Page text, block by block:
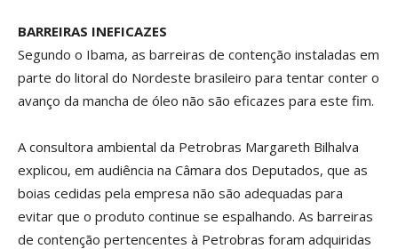
BARREIRAS INEFICAZES
Segundo o Ibama, as barreiras de contenção instaladas em
parte do litoral do Nordeste brasileiro para tentar conter o
avanço da mancha de óleo não são eficazes para este fim.
A consultora ambiental da Petrobras Margareth Bilhalva
explicou, em audiência na Câmara dos Deputados, que as
boias cedidas pela empresa não são adequadas para
evitar que o produto continue se espalhando. As barreiras
de contenção pertencentes à Petrobras foram adquiridas